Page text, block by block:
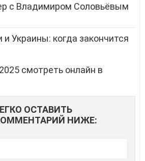
с Владимиром Соловьёвым
Украины: когда закончится
ОСТАВИТЬ
НИЖЕ: